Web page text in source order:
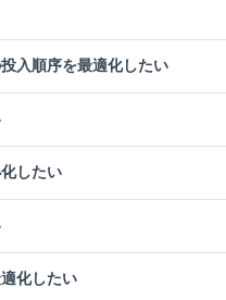
入順序を最適化したい
したい
化したい